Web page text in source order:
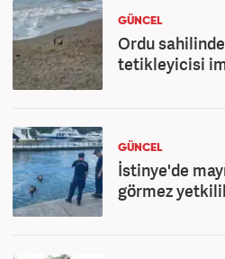
GÜNCEL
Ordu sahilinde
tetikleyicisi
GÜNCEL
İstinye'de
görmez